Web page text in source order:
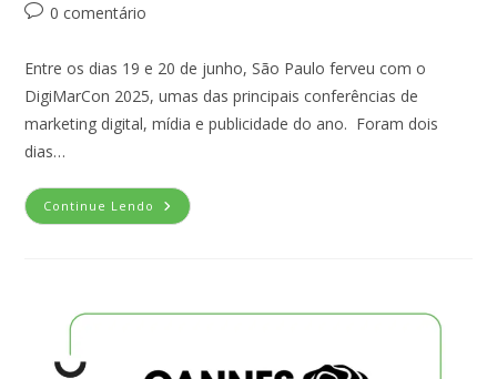
0 comentário
Entre os dias 19 e 20 de junho, São Paulo ferveu com o
DigiMarCon 2025, umas das principais conferências de
marketing digital, mídia e publicidade do ano. Foram dois
dias…
Continue Lendo